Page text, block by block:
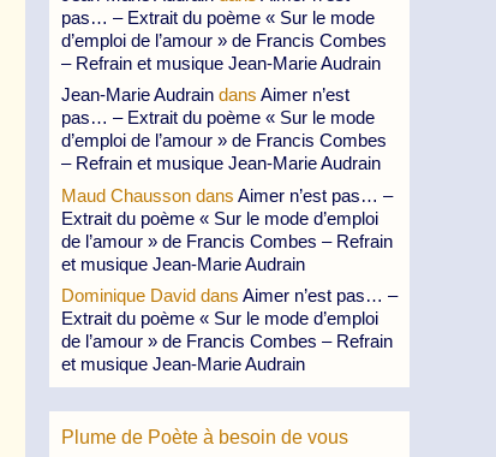
pas… – Extrait du poème « Sur le mode
d’emploi de l’amour » de Francis Combes
– Refrain et musique Jean-Marie Audrain
Jean-Marie Audrain dans Aimer n’est
pas… – Extrait du poème « Sur le mode
d’emploi de l’amour » de Francis Combes
– Refrain et musique Jean-Marie Audrain
Maud Chausson dans Aimer n’est pas… –
Extrait du poème « Sur le mode d’emploi
de l’amour » de Francis Combes – Refrain
et musique Jean-Marie Audrain
Dominique David dans Aimer n’est pas… –
Extrait du poème « Sur le mode d’emploi
de l’amour » de Francis Combes – Refrain
et musique Jean-Marie Audrain
Plume de Poète à besoin de vous